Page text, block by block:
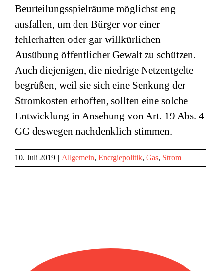
Beurteilungsspielräume möglichst eng
ausfallen, um den Bürger vor einer
fehlerhaften oder gar willkürlichen
Ausübung öffentlicher Gewalt zu schützen.
Auch diejenigen, die niedrige Netzentgelte
begrüßen, weil sie sich eine Senkung der
Stromkosten erhoffen, sollten eine solche
Entwicklung in Ansehung von Art. 19 Abs. 4
GG deswegen nachdenklich stimmen.
10. Juli 2019 | Allgemein, Energiepolitik, Gas, Strom